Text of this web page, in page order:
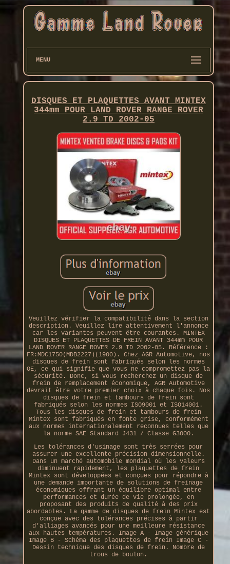
MENU
DISQUES ET PLAQUETTES AVANT MINTEX
344mm POUR LAND ROVER RANGE ROVER
2.9 TD 2002-05
Veuillez vérifier la compatibilité dans la section
description. Veuillez lire attentivement l'annonce
car les variantes peuvent être courantes. MINTEX
DISQUES ET PLAQUETTES DE FREIN AVANT 344mm POUR
LAND ROVER RANGE ROVER 2.9 TD 2002-05. Référence :
FR:MDC1750(MDB2227)(1900). Chez AGR Automotive, nos
disques de frein sont fabriqués selon les normes
OE, ce qui signifie que vous ne compromettez pas la
sécurité. Donc, si vous recherchez un disque de
frein de remplacement économique, AGR Automotive
devrait être votre premier choix à chaque fois. Nos
disques de frein et tambours de frein sont
fabriqués selon les normes ISO9001 et ISO14001.
Tous les disques de frein et tambours de frein
Mintex sont fabriqués en fonte grise, conformément
aux normes internationalement reconnues telles que
la norme SAE Standard J431 / Classe G3000.
Les tolérances d'usinage sont très serrées pour
assurer une excellente précision dimensionnelle.
Dans un marché automobile mondial où les valeurs
diminuent rapidement, les plaquettes de frein
Mintex sont développées et conçues pour répondre à
une demande importante de solutions de freinage
économiques offrant un équilibre optimal entre
performances et durée de vie prolongée, en
proposant des produits de qualité à des prix
abordables. La gamme de disques de frein Mintex est
conçue avec des tolérances précises à partir
d'alliages avancés pour une meilleure résistance
aux hautes températures. Image A - Image générique
Image B - Schéma des plaquettes de frein Image C -
Dessin technique des disques de frein. Nombre de
trous de boulon.